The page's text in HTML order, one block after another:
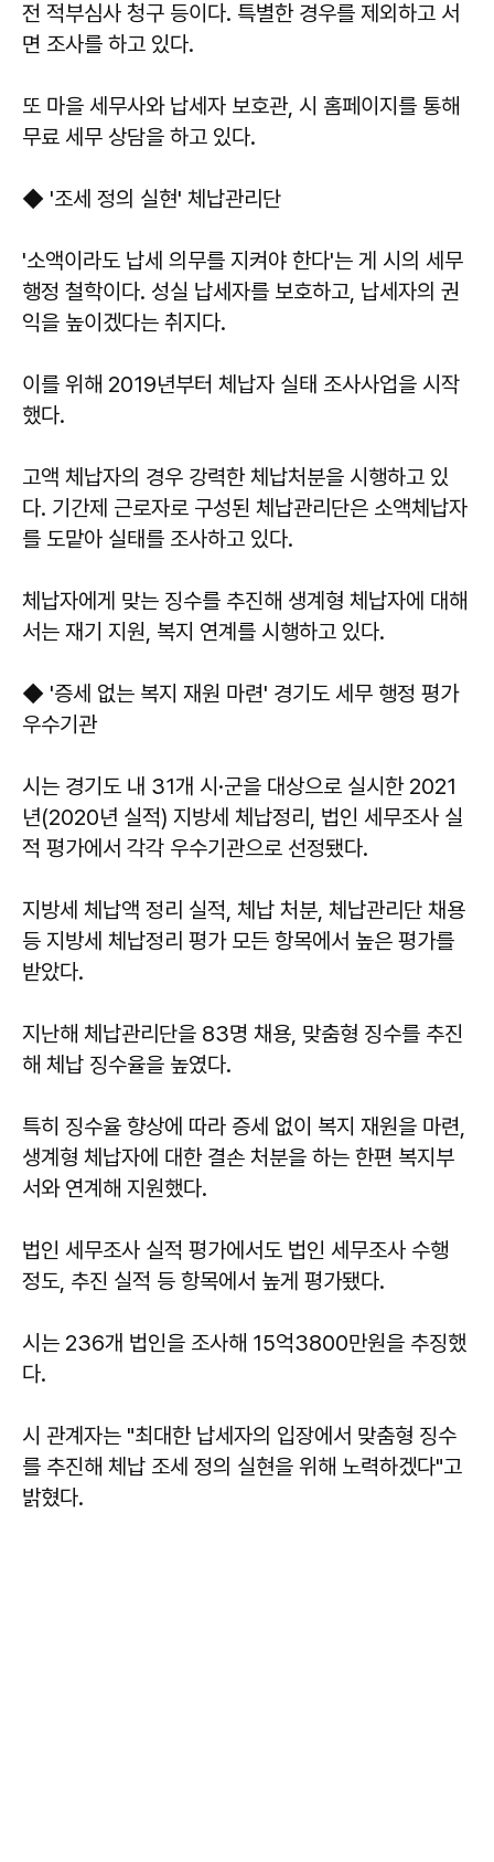
전 적부심사 청구 등이다. 특별한 경우를 제외하고 서
면 조사를 하고 있다.
또 마을 세무사와 납세자 보호관, 시 홈페이지를 통해
무료 세무 상담을 하고 있다.
◆ '조세 정의 실현' 체납관리단
'소액이라도 납세 의무를 지켜야 한다'는 게 시의 세무
행정 철학이다. 성실 납세자를 보호하고, 납세자의 권
익을 높이겠다는 취지다.
이를 위해 2019년부터 체납자 실태 조사사업을 시작
했다.
고액 체납자의 경우 강력한 체납처분을 시행하고 있
다. 기간제 근로자로 구성된 체납관리단은 소액체납자
를 도맡아 실태를 조사하고 있다.
체납자에게 맞는 징수를 추진해 생계형 체납자에 대해
서는 재기 지원, 복지 연계를 시행하고 있다.
◆ '증세 없는 복지 재원 마련' 경기도 세무 행정 평가
우수기관
시는 경기도 내 31개 시·군을 대상으로 실시한 2021
년(2020년 실적) 지방세 체납정리, 법인 세무조사 실
적 평가에서 각각 우수기관으로 선정됐다.
지방세 체납액 정리 실적, 체납 처분, 체납관리단 채용
등 지방세 체납정리 평가 모든 항목에서 높은 평가를
받았다.
지난해 체납관리단을 83명 채용, 맞춤형 징수를 추진
해 체납 징수율을 높였다.
특히 징수율 향상에 따라 증세 없이 복지 재원을 마련,
생계형 체납자에 대한 결손 처분을 하는 한편 복지부
서와 연계해 지원했다.
법인 세무조사 실적 평가에서도 법인 세무조사 수행
정도, 추진 실적 등 항목에서 높게 평가됐다.
시는 236개 법인을 조사해 15억3800만원을 추징했
다.
시 관계자는 "최대한 납세자의 입장에서 맞춤형 징수
를 추진해 체납 조세 정의 실현을 위해 노력하겠다"고
밝혔다.